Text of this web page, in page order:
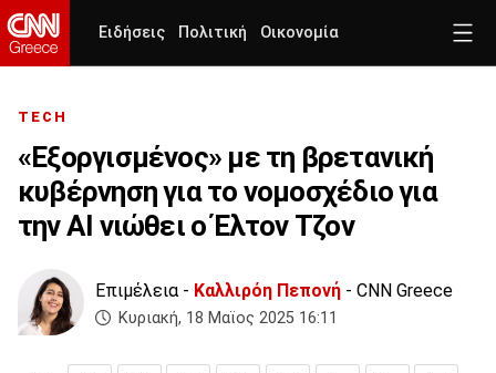
Ειδήσεις Πολιτική Οικονομία
TECH
«Εξοργισμένος» με τη βρετανική
κυβέρνηση για το νομοσχέδιο για
την AI νιώθει ο Έλτον Τζον
Επιμέλεια - Καλλιρόη Πεπονή - CNN Greece
Κυριακή, 18 Μαϊος 2025 16:11